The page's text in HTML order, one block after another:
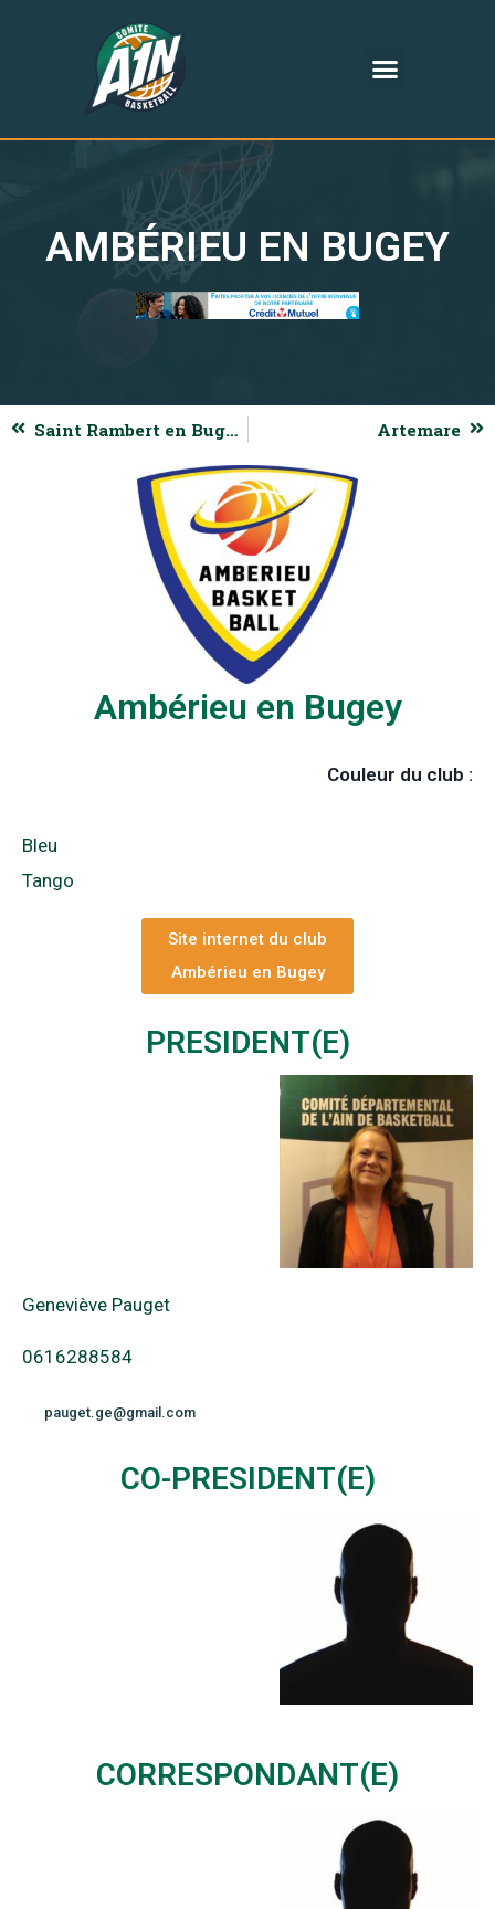
AMBÉRIEU EN BUGEY
Saint Rambert en Bugey Artemare
Ambérieu en Bugey
Couleur du club :
Bleu
Tango
Site internet du club
Ambérieu en Bugey
PRESIDENT(E)
Geneviève Pauget
0616288584
pauget.ge@gmail.com
CO-PRESIDENT(E)
CORRESPONDANT(E)